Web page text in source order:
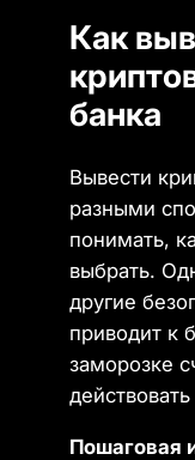
Как
банка
Вывести
разными
понимать,
выбрать.
другие
приводит к
заморозке
Пошаговая